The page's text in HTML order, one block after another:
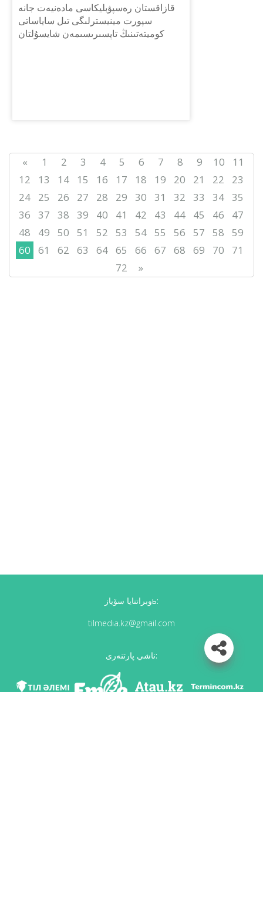
قازاقستان رەسپۋبليكاسى مادەنيەت جانە
سپورت مينيسترلىگى تىل ساياساتى
كوميتەتىنىڭ تاپسىرىسىمەن شايسۇلتان
« 1 2 3 4 5 6 7 8 9 10
11
12
13 14 15 16 17 18 19 20 21 22
23
24
25 26 27 28 29 30 31 32 33 34 35
36
37 38 39 40 41 42 43 44 45 46
47
48
49 50 51 52 53 54 55 56 57 58
59
60
61 62 63 64 65 66 67 68 69 70
71
72
»
وبراتنايا سۆيازь:
tilmedia.kz@gmail.com
ناشي پارتنەرى: